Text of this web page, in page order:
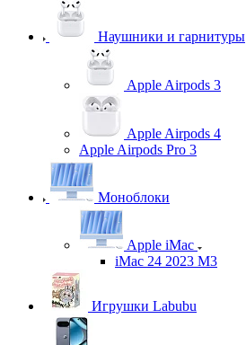
Наушники и гарнитуры
Apple Airpods 3
Apple Airpods 4
Apple Airpods Pro 3
Моноблоки
Apple iMac
iMac 24 2023 M3
Игрушки Labubu